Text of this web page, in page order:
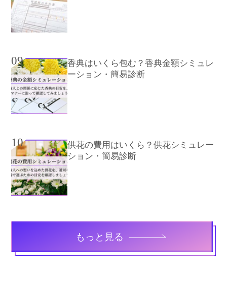
09
香典はいくら包む？香典金額シミュレ
ーション・簡易診断
10
供花の費用はいくら？供花シミュレー
ション・簡易診断
もっと見る